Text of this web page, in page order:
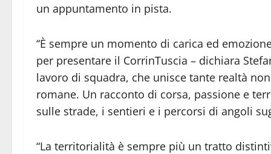
un appuntamento in pista.
“È sempre un momento di carica ed
per presentare il CorrinTuscia – dichiara
lavoro di squadra, che unisce tante realtà
romane. Un racconto di corsa, passione e
sulle strade, i sentieri e i percorsi di angoli
“La territorialità è sempre più un tratto